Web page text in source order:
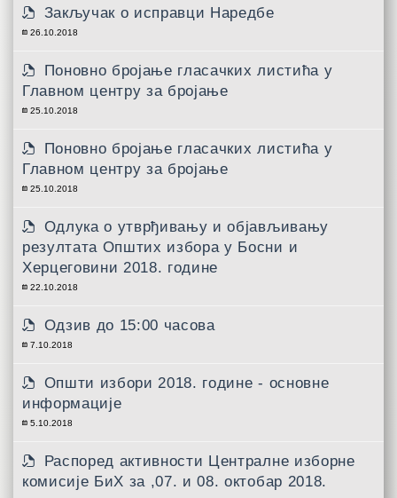
Закључак о исправци Наредбе
26.10.2018
Поновно бројање гласачких листића у
Главном центру за бројање
25.10.2018
Поновно бројање гласачких листића у
Главном центру за бројање
25.10.2018
Одлука о утврђивању и објављивању
резултата Општих избора у Босни и
Херцеговини 2018. године
22.10.2018
Одзив до 15:00 часова
7.10.2018
Општи избори 2018. године - основне
информације
5.10.2018
Распоред активности Централне изборне
комисије БиХ за ,07. и 08. октобар 2018.